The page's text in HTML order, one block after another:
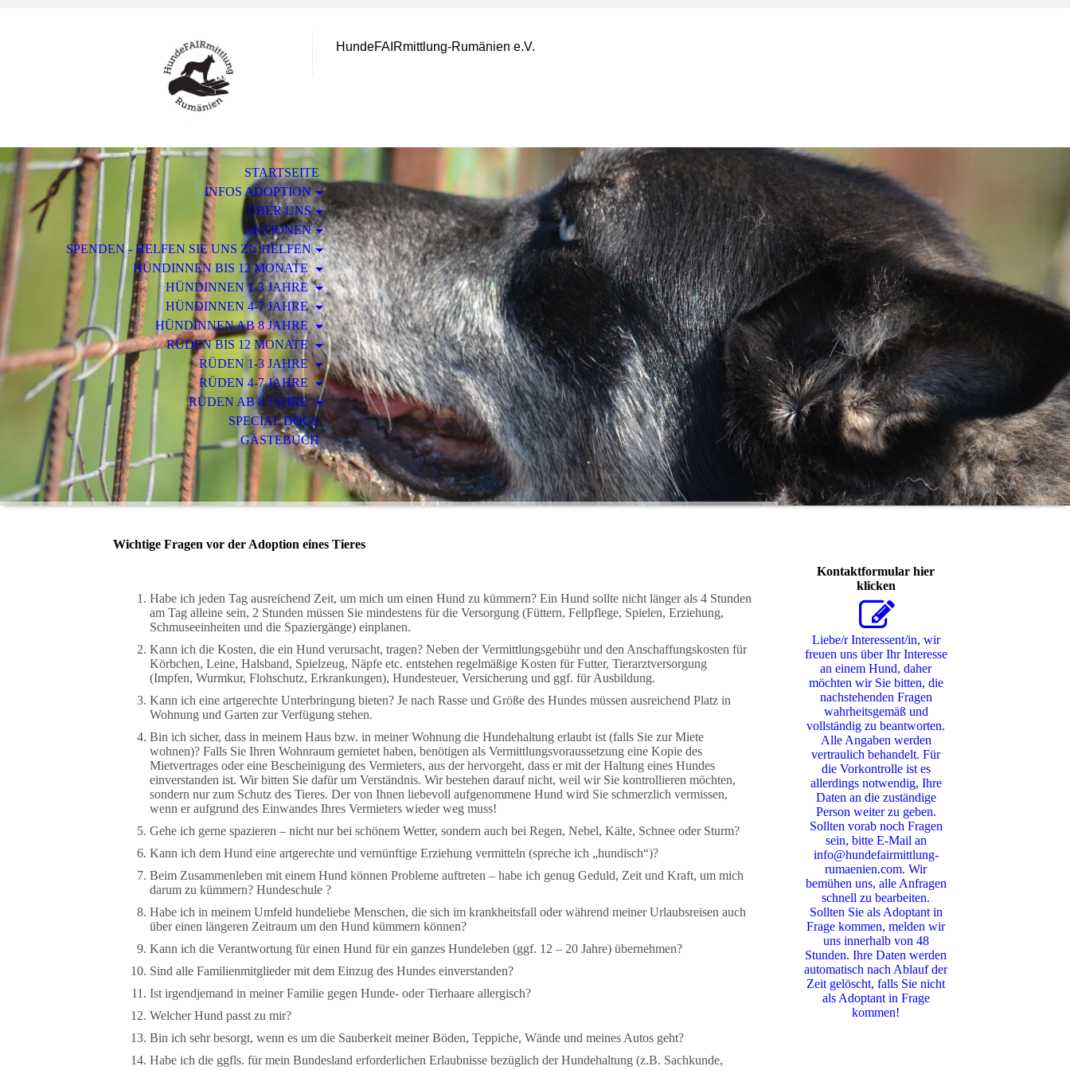
HundeFAIRmittlung-Rumänien e.V.
STARTSEITE
INFOS ADOPTION
ÜBER UNS
AKTIONEN
SPENDEN - HELFEN SIE UNS ZU HELFEN
HÜNDINNEN BIS 12 MONATE
HÜNDINNEN 1-3 JAHRE
HÜNDINNEN 4-7 JAHRE
HÜNDINNEN AB 8 JAHRE
RÜDEN BIS 12 MONATE
RÜDEN 1-3 JAHRE
RÜDEN 4-7 JAHRE
RÜDEN AB 8 JAHRE
SPECIAL DOGS
GÄSTEBUCH
Wichtige Fragen vor der Adoption eines Tieres
Habe ich jeden Tag ausreichend Zeit, um mich um einen Hund zu kümmern? Ein Hund sollte nicht länger als 4 Stunden
am Tag alleine sein, 2 Stunden müssen Sie mindestens für die Versorgung (Füttern, Fellpflege, Spielen, Erziehung,
Schmuseeinheiten und die Spaziergänge) einplanen.
Kann ich die Kosten, die ein Hund verursacht, tragen? Neben der Vermittlungsgebühr und den Anschaffungskosten für
Körbchen, Leine, Halsband, Spielzeug, Näpfe etc. entstehen regelmäßige Kosten für Futter, Tierarztversorgung
(Impfen, Wurmkur, Flohschutz, Erkrankungen), Hundesteuer, Versicherung und ggf. für Ausbildung.
Kann ich eine artgerechte Unterbringung bieten? Je nach Rasse und Größe des Hundes müssen ausreichend Platz in
Wohnung und Garten zur Verfügung stehen.
Bin ich sicher, dass in meinem Haus bzw. in meiner Wohnung die Hundehaltung erlaubt ist (falls Sie zur Miete
wohnen)? Falls Sie Ihren Wohnraum gemietet haben, benötigen als Vermittlungsvoraussetzung eine Kopie des
Mietvertrages oder eine Bescheinigung des Vermieters, aus der hervorgeht, dass er mit der Haltung eines Hundes
einverstanden ist. Wir bitten Sie dafür um Verständnis. Wir bestehen darauf nicht, weil wir Sie kontrollieren möchten,
sondern nur zum Schutz des Tieres. Der von Ihnen liebevoll aufgenommene Hund wird Sie schmerzlich vermissen,
wenn er aufgrund des Einwandes Ihres Vermieters wieder weg muss!
Gehe ich gerne spazieren – nicht nur bei schönem Wetter, sondern auch bei Regen, Nebel, Kälte, Schnee oder Sturm?
Kann ich dem Hund eine artgerechte und vernünftige Erziehung vermitteln (spreche ich „hundisch“)?
Beim Zusammenleben mit einem Hund können Probleme auftreten – habe ich genug Geduld, Zeit und Kraft, um mich
darum zu kümmern? Hundeschule ?
Habe ich in meinem Umfeld hundeliebe Menschen, die sich im krankheitsfall oder während meiner Urlaubsreisen auch
über einen längeren Zeitraum um den Hund kümmern können?
Kann ich die Verantwortung für einen Hund für ein ganzes Hundeleben (ggf. 12 – 20 Jahre) übernehmen?
Sind alle Familienmitglieder mit dem Einzug des Hundes einverstanden?
Ist irgendjemand in meiner Familie gegen Hunde- oder Tierhaare allergisch?
Welcher Hund passt zu mir?
Bin ich sehr besorgt, wenn es um die Sauberkeit meiner Böden, Teppiche, Wände und meines Autos geht?
Habe ich die ggfls. für mein Bundesland erforderlichen Erlaubnisse bezüglich der Hundehaltung (z.B. Sachkunde,
Kontaktformular hier
klicken
Liebe/r Interessent/in, wir
freuen uns über Ihr Interesse
an einem Hund, daher
möchten wir Sie bitten, die
nachstehenden Fragen
wahrheitsgemäß und
vollständig zu beantworten.
Alle Angaben werden
vertraulich behandelt. Für
die Vorkontrolle ist es
allerdings notwendig, Ihre
Daten an die zuständige
Person weiter zu geben.
Sollten vorab noch Fragen
sein, bitte E-Mail an
info@hundefairmittlung-
rumaenien.com. Wir
bemühen uns, alle Anfragen
schnell zu bearbeiten.
Sollten Sie als Adoptant in
Frage kommen, melden wir
uns innerhalb von 48
Stunden. Ihre Daten werden
automatisch nach Ablauf der
Zeit gelöscht, falls Sie nicht
als Adoptant in Frage
kommen!